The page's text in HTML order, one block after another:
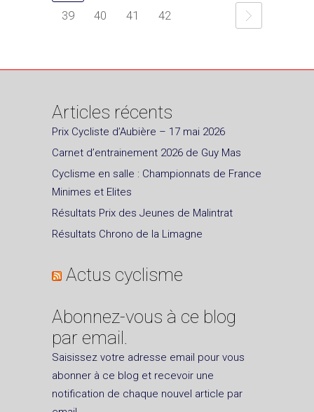
39
40 41 42
Articles récents
Prix Cycliste d’Aubière – 17 mai 2026
Carnet d’entrainement 2026 de Guy Mas
Cyclisme en salle : Championnats de France
Minimes et Elites
Résultats Prix des Jeunes de Malintrat
Résultats Chrono de la Limagne
Actus cyclisme
Abonnez-vous à ce blog
par email.
Saisissez votre adresse email pour vous
abonner à ce blog et recevoir une
notification de chaque nouvel article par